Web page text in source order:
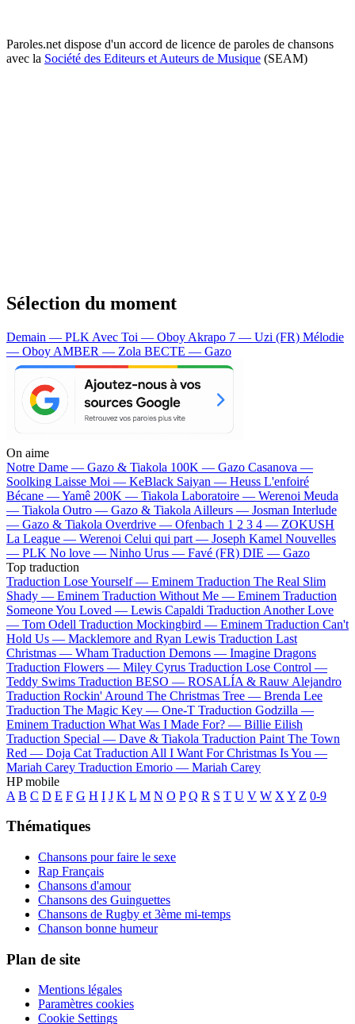
Paroles.net dispose d'un accord de licence de paroles de chansons
avec la Société des Editeurs et Auteurs de Musique (SEAM)
Sélection du moment
Demain — PLK Avec Toi — Oboy Akrapo 7 — Uzi (FR) Mélodie
— Oboy AMBER — Zola BECTE — Gazo
On aime
Notre Dame — Gazo & Tiakola 100K — Gazo Casanova —
Soolking Laisse Moi — KeBlack Saiyan — Heuss L'enfoiré
Bécane —Yamê 200K — Tiakola Laboratoire — Werenoi Meuda
— Tiakola Outro — Gazo & Tiakola Ailleurs — Josman Interlude
— Gazo & Tiakola Overdrive — Ofenbach 1 2 3 4 — ZOKUSH
La League — Werenoi Celui qui part — Joseph Kamel Nouvelles
— PLK No love — Ninho Urus — Favé (FR) DIE — Gazo
Top traduction
Traduction Lose Yourself — Eminem Traduction The Real Slim
Shady — Eminem Traduction Without Me — Eminem Traduction
Someone You Loved — Lewis Capaldi Traduction Another Love
— Tom Odell Traduction Mockingbird — Eminem Traduction Can't
Hold Us — Macklemore and Ryan Lewis Traduction Last
Christmas — Wham Traduction Demons — Imagine Dragons
Traduction Flowers — Miley Cyrus Traduction Lose Control —
Teddy Swims Traduction BESO — ROSALÍA & Rauw Alejandro
Traduction Rockin' Around The Christmas Tree — Brenda Lee
Traduction The Magic Key — One-T Traduction Godzilla —
Eminem Traduction What Was I Made For? — Billie Eilish
Traduction Special — Dave & Tiakola Traduction Paint The Town
Red — Doja Cat Traduction All I Want For Christmas Is You —
Mariah Carey Traduction Emorio — Mariah Carey
HP mobile
A B C D E F G H I J K L M N O P Q R S T U V W X Y Z 0-9
Thématiques
Chansons pour faire le sexe
Rap Français
Chansons d'amour
Chansons des Guinguettes
Chansons de Rugby et 3ème mi-temps
Chanson bonne humeur
Plan de site
Mentions légales
Paramètres cookies
Cookie Settings